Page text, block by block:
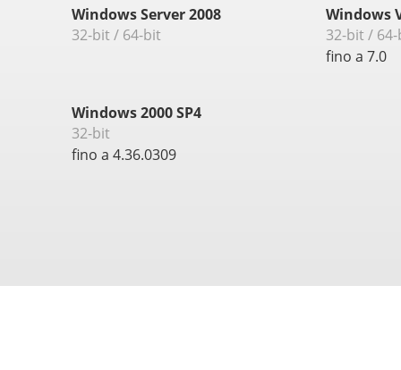
Windows Server 2008
32-bit / 64-bit
Windows
32-bit /
fino a 7.0
Windows 2000 SP4
32-bit
fino a 4.36.0309